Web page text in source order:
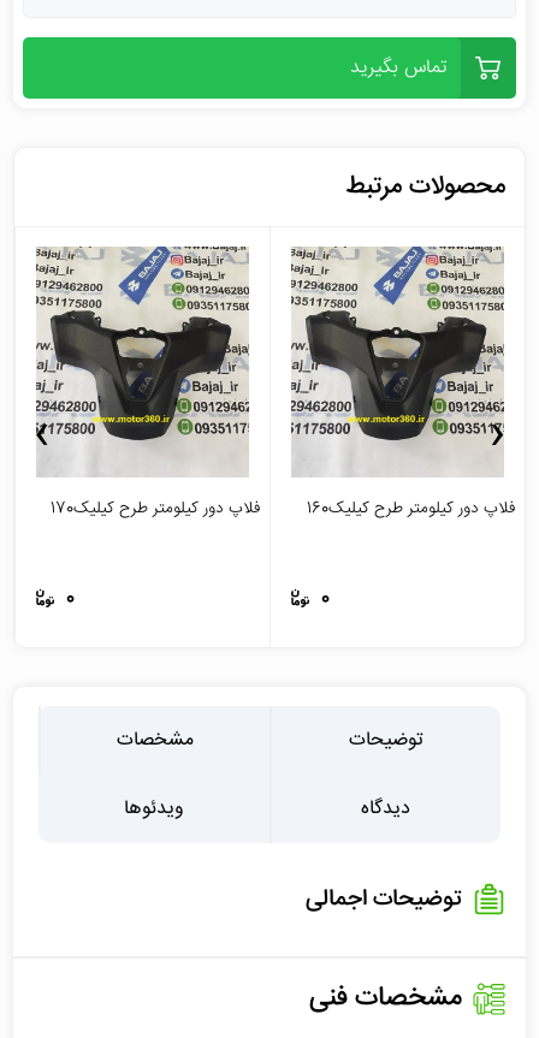
تماس بگیرید
محصولات مرتبط
فلاپ دور کیلومتر طرح کیلیک160
0
فلاپ دور کیلومتر طرح کیلیک170
0
‹
›
توضیحات مشخصات
دیدگاه ویدئوها
توضیحات اجمالی
مشخصات فنی